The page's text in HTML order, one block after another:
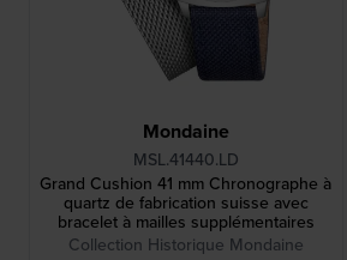
Mondaine
MSL.41440.LD
Grand Cushion 41 mm Chronographe à
quartz de fabrication suisse avec
bracelet à mailles supplémentaires
Collection Historique Mondaine